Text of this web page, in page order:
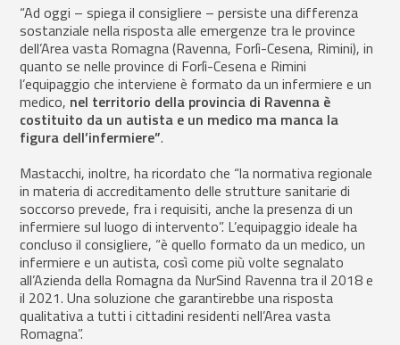
“Ad oggi – spiega il consigliere – persiste una differenza
sostanziale nella risposta alle emergenze tra le province
dell’Area vasta Romagna (Ravenna, Forlì-Cesena, Rimini), in
quanto se nelle province di Forlì-Cesena e Rimini
l’equipaggio che interviene è formato da un infermiere e un
medico, nel territorio della provincia di Ravenna è
costituito da un autista e un medico ma manca la
figura dell’infermiere”.
Mastacchi, inoltre, ha ricordato che “la normativa regionale
in materia di accreditamento delle strutture sanitarie di
soccorso prevede, fra i requisiti, anche la presenza di un
infermiere sul luogo di intervento”. L’equipaggio ideale ha
concluso il consigliere, “è quello formato da un medico, un
infermiere e un autista, così come più volte segnalato
all’Azienda della Romagna da NurSind Ravenna tra il 2018 e
il 2021. Una soluzione che garantirebbe una risposta
qualitativa a tutti i cittadini residenti nell’Area vasta
Romagna”.